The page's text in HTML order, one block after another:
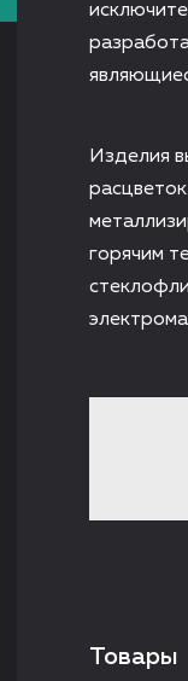
Изделия
горячим
Товары